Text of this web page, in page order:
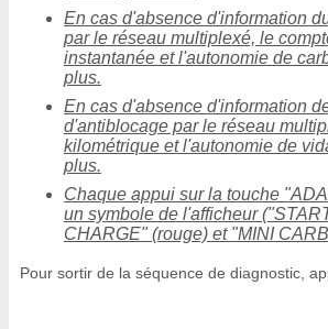
En cas d'absence d'information
par le réseau multiplexé, le
instantanée et l'autonomie de
plus.
En cas d'absence d'information
d'antiblocage par le réseau
kilométrique et l'autonomie de
plus.
Chaque appui sur la touche
un symbole de l'afficheur
CHARGE" (rouge) et "MINI
Pour sortir de la séquence de diagnostic,